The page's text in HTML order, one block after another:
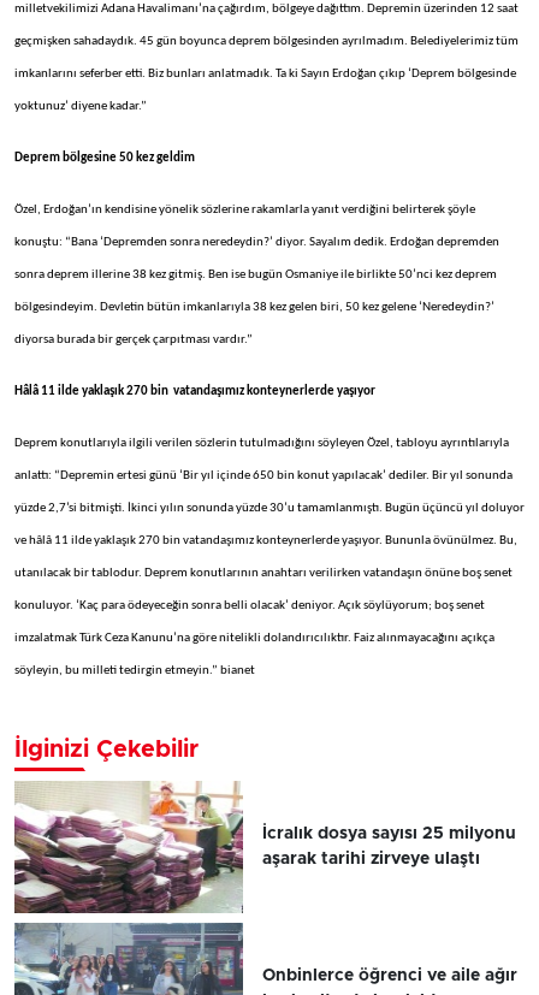
milletvekilimizi Adana Havalimanı’na çağırdım, bölgeye dağıttım. Depremin üzerinden 12 saat
geçmişken sahadaydık. 45 gün boyunca deprem bölgesinden ayrılmadım. Belediyelerimiz tüm
imkanlarını seferber etti. Biz bunları anlatmadık. Ta ki Sayın Erdoğan çıkıp ‘Deprem bölgesinde
yoktunuz’ diyene kadar.”
Deprem bölgesine 50 kez geldim
Özel, Erdoğan’ın kendisine yönelik sözlerine rakamlarla yanıt verdiğini belirterek şöyle
konuştu: “Bana ‘Depremden sonra neredeydin?’ diyor. Sayalım dedik. Erdoğan depremden
sonra deprem illerine 38 kez gitmiş. Ben ise bugün Osmaniye ile birlikte 50’nci kez deprem
bölgesindeyim. Devletin bütün imkanlarıyla 38 kez gelen biri, 50 kez gelene ‘Neredeydin?’
diyorsa burada bir gerçek çarpıtması vardır.”
Hâlâ 11 ilde yaklaşık 270 bin vatandaşımız konteynerlerde yaşıyor
Deprem konutlarıyla ilgili verilen sözlerin tutulmadığını söyleyen Özel, tabloyu ayrıntılarıyla
anlattı: “Depremin ertesi günü ‘Bir yıl içinde 650 bin konut yapılacak’ dediler. Bir yıl sonunda
yüzde 2,7’si bitmişti. İkinci yılın sonunda yüzde 30’u tamamlanmıştı. Bugün üçüncü yıl doluyor
ve hâlâ 11 ilde yaklaşık 270 bin vatandaşımız konteynerlerde yaşıyor. Bununla övünülmez. Bu,
utanılacak bir tablodur. Deprem konutlarının anahtarı verilirken vatandaşın önüne boş senet
konuluyor. ‘Kaç para ödeyeceğin sonra belli olacak’ deniyor. Açık söylüyorum; boş senet
imzalatmak Türk Ceza Kanunu’na göre nitelikli dolandırıcılıktır. Faiz alınmayacağını açıkça
söyleyin, bu milleti tedirgin etmeyin.” bianet
İlginizi Çekebilir
İcralık dosya sayısı 25 milyonu
aşarak tarihi zirveye ulaştı
Onbinlerce öğrenci ve aile ağır